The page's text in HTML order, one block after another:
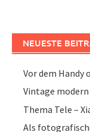
NEUESTE
Vor dem Handy
Vintage
Thema Tele –
Als